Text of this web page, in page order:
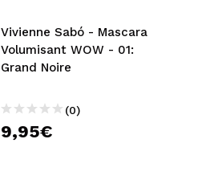
Vivienne Sabó - Mascara
Volumisant WOW - 01:
Grand Noire
(0)
9,95€